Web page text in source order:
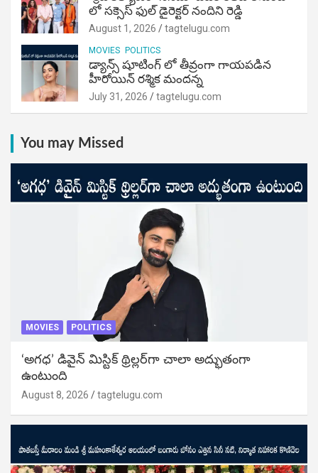
లో సక్సెస్ ఫుల్ డైరెక్టర్ నందిని రెడ్డి
August 1, 2026 tagtelugu.com
MOVIES POLITICS
డ్యాన్స్ షూటింగ్ లో తీవ్రంగా గాయపడిన
హీరోయిన్ రశ్మిక మందన్న
July 31, 2026 tagtelugu.com
You may Missed
MOVIES POLITICS
‘అగధ’ డివైన్ మిస్టిక్ థ్రిల్లర్‌గా చాలా అద్భుతంగా
ఉంటుంది
August 8, 2026 tagtelugu.com